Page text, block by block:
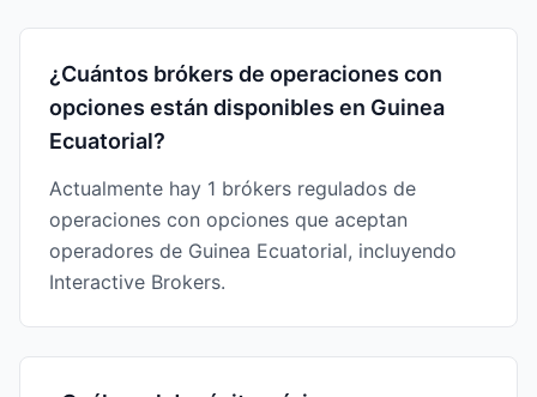
¿Cuántos brókers de operaciones con
opciones están disponibles en Guinea
Ecuatorial?
Actualmente hay 1 brókers regulados de
operaciones con opciones que aceptan
operadores de Guinea Ecuatorial, incluyendo
Interactive Brokers.